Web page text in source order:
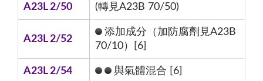
A23L 2/50 (轉見A23B 70/50)
A23L 2/52
添加成分（加防腐劑見A23B
70/10）[6]
A23L 2/54 與氣體混合 [6]